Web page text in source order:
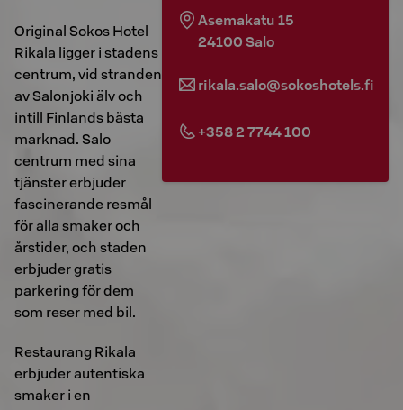
Original Sokos Hotel
Rikala ligger i stadens
centrum, vid stranden
av Salonjoki älv och
intill Finlands bästa
marknad. Salo
centrum med sina
tjänster erbjuder
fascinerande resmål
för alla smaker och
årstider, och staden
erbjuder gratis
parkering för dem
som reser med bil.
Restaurang Rikala
erbjuder autentiska
smaker i en
Asemakatu 15
24100 Salo
rikala.salo@sokoshotels.fi
+358 2 7744 100